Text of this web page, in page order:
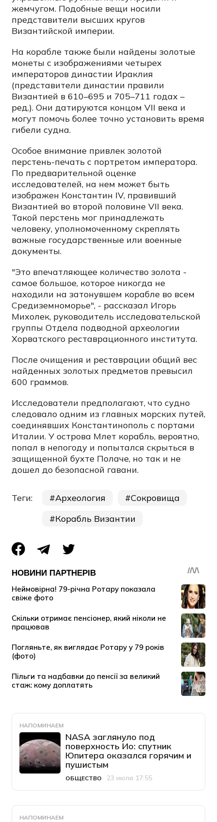
жемчугом. Подобные вещи носили
представители высших кругов
Византийской империи.
На корабле также были найдены золотые
монеты с изображениями четырех
императоров династии Ираклия
(представители династии правили
Византией в 610–695 и 705–711 годах –
ред.). Они датируются концом VII века и
могут помочь более точно установить время
гибели судна.
Особое внимание привлек золотой
перстень-печать с портретом императора.
По предварительной оценке
исследователей, на нем может быть
изображен Константин IV, правивший
Византией во второй половине VII века.
Такой перстень мог принадлежать
человеку, уполномоченному скреплять
важные государственные или военные
документы.
"Это впечатляющее количество золота -
самое большое, которое никогда не
находили на затонувшем корабле во всем
Средиземноморье", - рассказал Игорь
Михолек, руководитель исследовательской
группы Отдела подводной археологии
Хорватского реставрационного института.
После очищения и реставрации общий вес
найденных золотых предметов превысил
600 граммов.
Исследователи предполагают, что судно
следовало одним из главных морских путей,
соединявших Константинополь с портами
Италии. У острова Млет корабль, вероятно,
попал в непогоду и попытался скрыться в
защищенной бухте Полаче, но так и не
дошел до безопасной гавани.
Теги: Археология
Сокровища
Корабль Византии
НАПОМИНАЕМ
NASA заглянуло под
поверхность Ио: спутник
Юпитера оказался горячим и
пушистым
Категория
ОБЩЕСТВО
Дата публикации
23 июля 17:55
НАПОМИНАЕМ